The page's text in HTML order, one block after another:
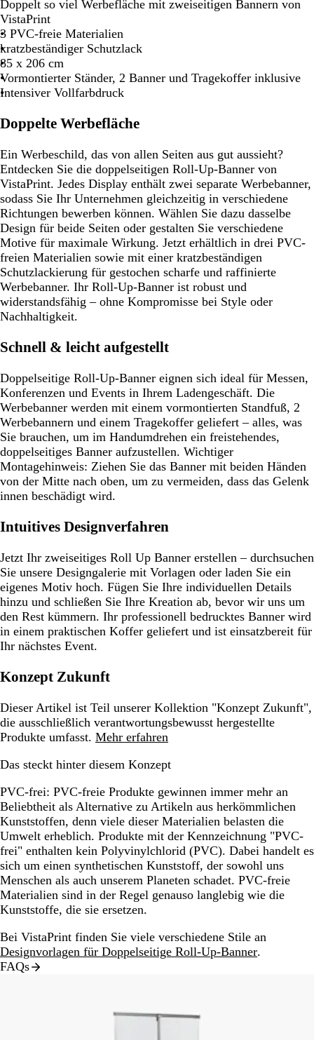
Doppelt so viel Werbefläche mit zweiseitigen Bannern von
VistaPrint
3 PVC-freie Materialien
kratzbeständiger Schutzlack
85 x 206 cm
Vormontierter Ständer, 2 Banner und Tragekoffer inklusive
Intensiver Vollfarbdruck
Doppelte Werbefläche
Ein Werbeschild, das von allen Seiten aus gut aussieht?
Entdecken Sie die doppelseitigen Roll-Up-Banner von
VistaPrint. Jedes Display enthält zwei separate Werbebanner,
sodass Sie Ihr Unternehmen gleichzeitig in verschiedene
Richtungen bewerben können. Wählen Sie dazu dasselbe
Design für beide Seiten oder gestalten Sie verschiedene
Motive für maximale Wirkung. Jetzt erhältlich in drei PVC-
freien Materialien sowie mit einer kratzbeständigen
Schutzlackierung für gestochen scharfe und raffinierte
Werbebanner. Ihr Roll-Up-Banner ist robust und
widerstandsfähig – ohne Kompromisse bei Style oder
Nachhaltigkeit.
Schnell & leicht aufgestellt
Doppelseitige Roll-Up-Banner eignen sich ideal für Messen,
Konferenzen und Events in Ihrem Ladengeschäft. Die
Werbebanner werden mit einem vormontierten Standfuß, 2
Werbebannern und einem Tragekoffer geliefert – alles, was
Sie brauchen, um im Handumdrehen ein freistehendes,
doppelseitiges Banner aufzustellen. Wichtiger
Montagehinweis: Ziehen Sie das Banner mit beiden Händen
von der Mitte nach oben, um zu vermeiden, dass das Gelenk
innen beschädigt wird.
Intuitives Designverfahren
Jetzt Ihr zweiseitiges Roll Up Banner erstellen – durchsuchen
Sie unsere Designgalerie mit Vorlagen oder laden Sie ein
eigenes Motiv hoch. Fügen Sie Ihre individuellen Details
hinzu und schließen Sie Ihre Kreation ab, bevor wir uns um
den Rest kümmern. Ihr professionell bedrucktes Banner wird
in einem praktischen Koffer geliefert und ist einsatzbereit für
Ihr nächstes Event.
Konzept Zukunft
Dieser Artikel ist Teil unserer Kollektion "Konzept Zukunft",
die ausschließlich verantwortungsbewusst hergestellte
Produkte umfasst. Mehr erfahren
Das steckt hinter diesem Konzept
PVC-frei: PVC-freie Produkte gewinnen immer mehr an
Beliebtheit als Alternative zu Artikeln aus herkömmlichen
Kunststoffen, denn viele dieser Materialien belasten die
Umwelt erheblich. Produkte mit der Kennzeichnung "PVC-
frei" enthalten kein Polyvinylchlorid (PVC). Dabei handelt es
sich um einen synthetischen Kunststoff, der sowohl uns
Menschen als auch unserem Planeten schadet. PVC-freie
Materialien sind in der Regel genauso langlebig wie die
Kunststoffe, die sie ersetzen.
Bei VistaPrint finden Sie viele verschiedene Stile an
Designvorlagen für Doppelseitige Roll-Up-Banner.
FAQs